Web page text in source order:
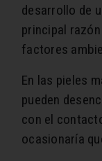
desarrollo de
principal
factores
En las pieles
pueden
con el
ocasionaría